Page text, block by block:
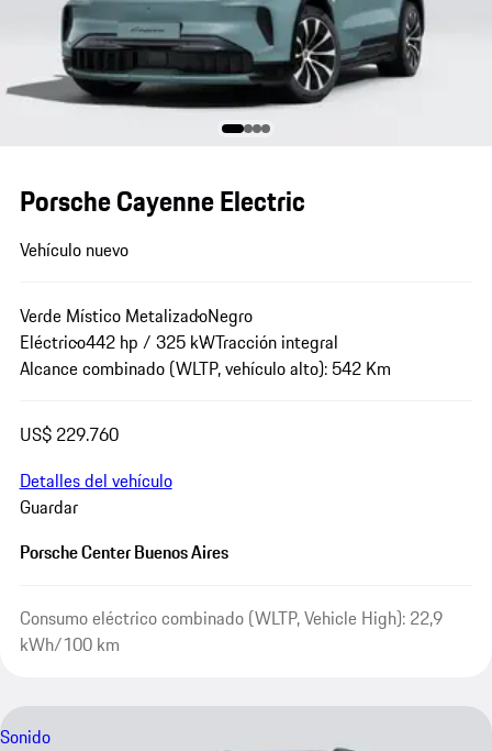
Porsche Cayenne Electric
Vehículo nuevo
Verde Místico MetalizadoNegro
Eléctrico442 hp / 325 kWTracción integral
Alcance combinado (WLTP, vehículo alto): 542 Km
US$ 229.760
Detalles del vehículo
Guardar
Porsche Center Buenos Aires
Consumo eléctrico combinado (WLTP, Vehicle High): 22,9
kWh/100 km
Sonido